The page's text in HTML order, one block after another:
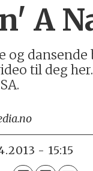
A
og dansende
til deg
- 15:15